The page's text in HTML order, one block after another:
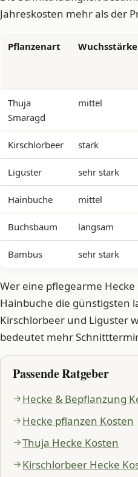
Jahreskosten mehr als der
Pflanzenart Wuchsstärke
Thuja
Smaragd
mittel
Kirschlorbeer stark
Liguster sehr stark
Hainbuche mittel
Buchsbaum langsam
Bambus sehr stark
Wer eine pflegearme
Hainbuche die günstigsten
Kirschlorbeer und Liguster
bedeutet mehr
Passende Ratgeber
Hecke & Bepflanzung
Hecke pflanzen Kosten
Thuja Hecke Kosten
Kirschlorbeer Hecke